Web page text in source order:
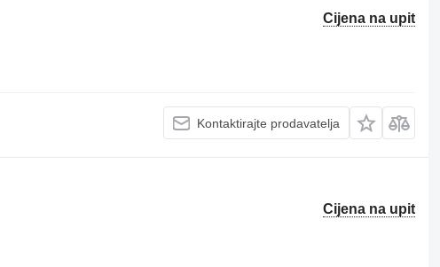
Cijena na upit
Kontaktirajte prodavatelja
Cijena na upit